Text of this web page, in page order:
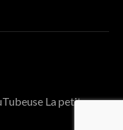
La petite